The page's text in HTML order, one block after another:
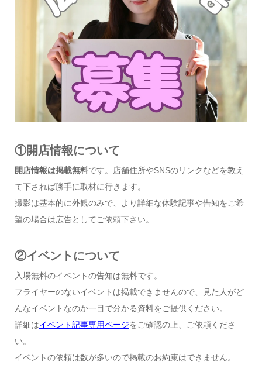
①開店情報について
開店情報は掲載無料です。店舗住所やSNSのリンクなどを教え
て下されば勝手に取材に行きます。
撮影は基本的に外観のみで、より詳細な体験記事や告知をご希
望の場合は広告としてご依頼下さい。
②イベントについて
入場無料のイベントの告知は無料です。
フライヤーのないイベントは掲載できませんので、見た人がど
んなイベントなのか一目で分かる資料をご提供ください。
詳細はイベント記事専用ページをご確認の上、ご依頼くださ
い。
イベントの依頼は数が多いので掲載のお約束はできません。